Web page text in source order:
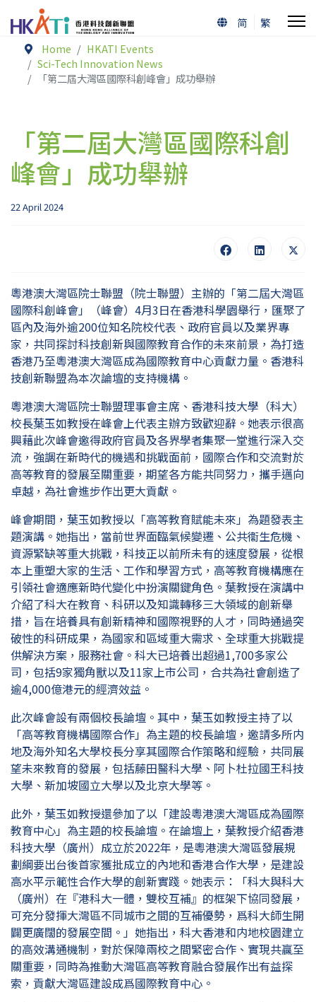
简
繁
Home
HKATI Events
Sci-Tech Innovation News
「第二屆大灣區國際科創峰會」成功舉辦
「第二屆大灣區國際科創
峰會」成功舉辦
22 April 2024
粵港澳大灣區院士聯盟（院士聯盟）主辦的「第二屆大灣區
國際科創峰會」（峰會）4月3日在香港科學園舉行，匯聚了
區內及海外逾200位知名院校代表、政府官員以及業界專
家，共同探討科技創新與國際教育合作的未來前景，為打造
香港乃至粵港澳大灣區成為國際教育中心貢獻力量。香港科
技創新聯盟為本次論壇的支持機構。
粵港澳大灣區院士聯盟理事會主席、香港科技大學（科大）
校長葉玉如教授在峰會上代表主辦方致歡迎辭。她表示很高
興藉此次峰會邀得政府官員及各界學者集聚一堂進行深入交
流，強調在新時代的機遇和挑戰面前，國際合作和交流對於
高等教育的發展至關重要，期望各方能共同努力，攜手邁向
卓越，為社會進步作出更大貢獻。
峰會期間，葉玉如教授以「高等教育賦能未來」為題發表主
題演講。她指出，當前世界面臨氣候變遷、公共衞生危機、
資源緊缺等重大挑戰，科技正以前所未有的速度發展，從根
本上重塑大家的生活、工作和學習方式，高等教育機構應在
引領社會適應新時代變化中扮演關鍵角色。葉教授在演講中
介紹了科大在教育、科研以及知識轉移三大領域的創新舉
措，旨在培養具有創新精神和國際視野的人才，同時通過突
破性的科研成果，為國家和區域重大需求、全球重大挑戰提
供解決方案，服務社會。科大已培養出超過1,700多家公
司，包括9家獨角獸以及11家上市公司，合共為社會創造了
逾4,000億港元的經濟效益。
此次峰會設有兩個校長論壇。其中，葉玉如教授主持了以
「高等教育機構國際合作」為主題的校長論壇，邀請多所内
地及海外知名大學校長分享其國際合作策略和經驗，共同展
望未來教育的發展，包括藤田醫科大學、阿卜杜拉國王科技
大學、新加坡國立大學以及北京大學等。
此外，葉玉如教授還參加了以「建設粵港澳大灣區成為國際
教育中心」為主題的校長論壇。在論壇上，葉教授介紹香港
科技大學（廣州）成立於2022年，是粵港澳大灣區發展規
劃綱要出台後首家獲批成立的內地和香港合作大學，是建設
高水平示範性合作大學的創新實踐。她表示：「科大與科大
（廣州）在『港科大一體，雙校互補』的框架下協同發展，
可充分發揮大灣區不同城市之間的互補優勢，爲科大師生開
闢更廣闊的發展空間。」她指出，科大香港和内地校園建立
的高效溝通機制，對於保障兩校之間緊密合作、實現共贏至
關重要，同時為推動大灣區高等教育融合發展作出有益探
索，貢獻大灣區建設成爲國際教育中心。